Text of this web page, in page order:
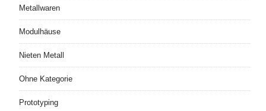
Metallwaren
Modulhäuse
Nieten Metall
Ohne Kategorie
Prototyping